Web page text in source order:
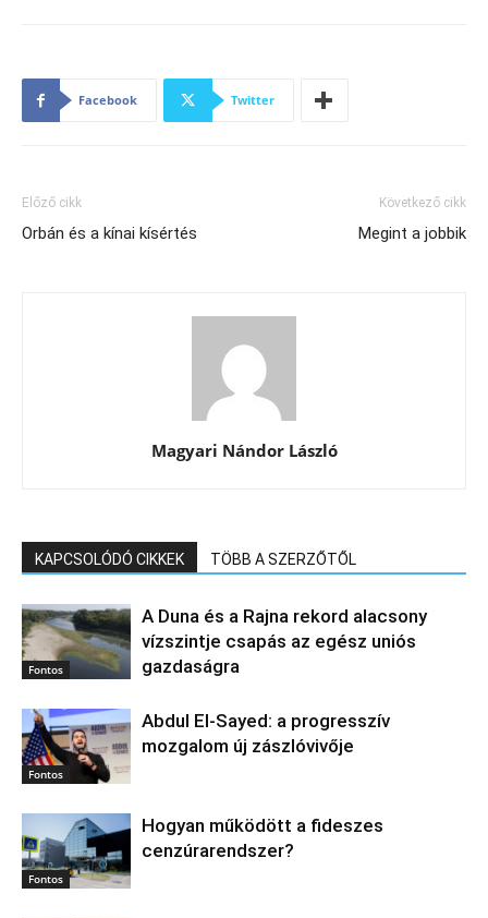
Facebook Twitter
Előző cikk
Orbán és a kínai kísértés
Következő cikk
Megint a jobbik
Magyari Nándor László
KAPCSOLÓDÓ CIKKEK TÖBB A SZERZŐTŐL
Fontos
A Duna és a Rajna rekord alacsony
vízszintje csapás az egész uniós
gazdaságra
Fontos
Abdul El‑Sayed: a progresszív
mozgalom új zászlóvivője
Fontos
Hogyan működött a fideszes
cenzúrarendszer?